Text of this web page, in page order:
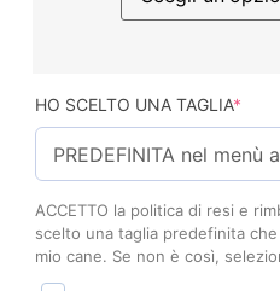
HO SCELTO UNA TAGLIA*
ACCETTO la politica di resi e
scelto una taglia predefinita
mio cane. Se non è così,